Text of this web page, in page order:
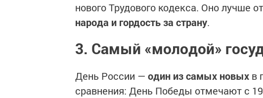
нового Трудового кодекса. Оно лучше
народа и гордость за страну.
3. Самый «молодой»
День России — один из самых новых в
сравнения: День Победы отмечают с